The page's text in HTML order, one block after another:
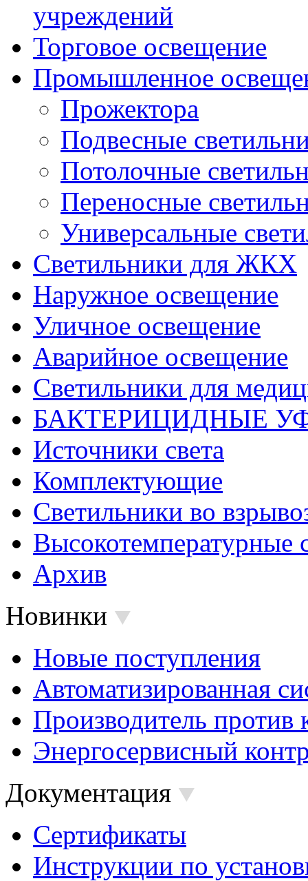
учреждений
Торговое освещение
Промышленное
Прожектора
Подвесные
Потолочные
Переносные
Универсальные
Светильники для ЖКХ
Наружное освещение
Уличное освещение
Аварийное освещение
Светильники для
БАКТЕРИЦИДНЫЕ
Источники света
Комплектующие
Светильники во
Высокотемпературные
Архив
Новинки
Новые поступления
Автоматизированная
Производитель против
Энергосервисный
Документация
Сертификаты
Инструкции по